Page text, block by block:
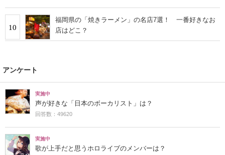
10
福岡県の「焼きラーメン」の名店7選！ 一番好きなお
店はどこ？
アンケート
実施中
声が好きな「日本のボーカリスト」は？
回答数：49620
実施中
歌が上手だと思うホロライブのメンバーは？